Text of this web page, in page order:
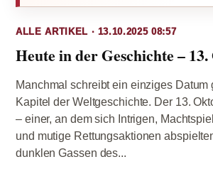
ALLE ARTIKEL · 13.10.2025 08:57
Heute in der Geschichte –
Manchmal schreibt ein einziges Datum
Kapitel der Weltgeschichte. Der 13.
– einer, an dem sich Intrigen,
und mutige Rettungsaktionen
dunklen Gassen des...